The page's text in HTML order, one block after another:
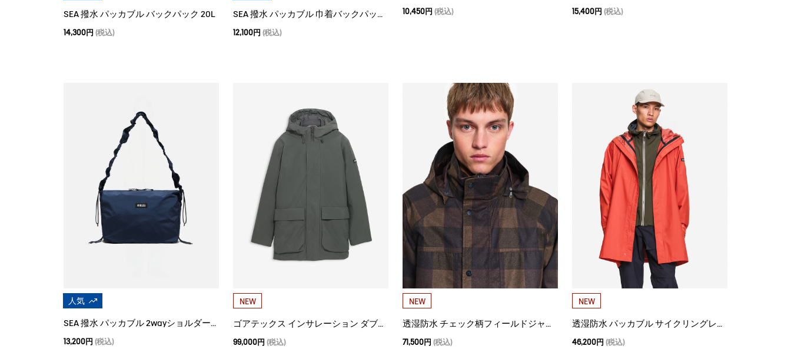
SEA 撥水 パッカブル バックパック 20L
14,300円 (税込)
SEA 撥水 パッカブル 巾着バックパック 15L
12,100円 (税込)
10,450円 (税込) 15,400円 (税込)
人気
SEA 撥水 パッカブル 2wayショルダーバッグ 10L
13,200円 (税込)
NEW
ゴアテックス インサレーション ダブルカラーロングジャケット VERY WARM
99,000円 (税込)
NEW
透湿防水 チェック柄フィールドジャケット T-KIT
71,500円 (税込)
NEW
透湿防水 パッカブル サイクリングレインジャケット
46,200円 (税込)